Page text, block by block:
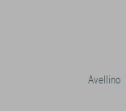
Avellino